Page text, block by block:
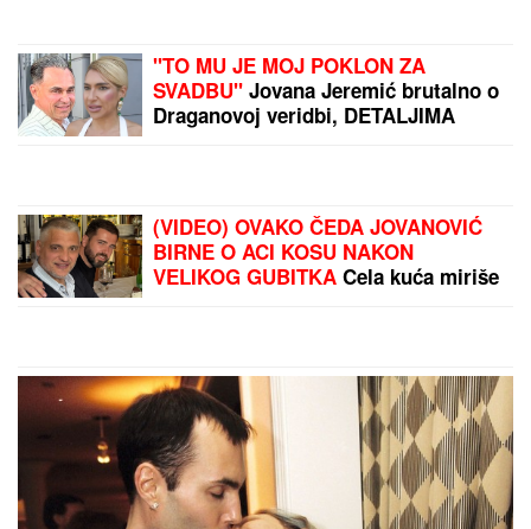
(VIDEO) TRAMP ISPUNIO
PEZNIJE I PLATE RASTU
ZAJEDNO!Vučić otkrio
kada stiže POVEĆANJE:
"Ovo dosad nismo mogli"
PREPORUKA ZA VAS